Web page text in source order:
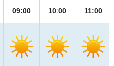
09:00 10:00 11:00